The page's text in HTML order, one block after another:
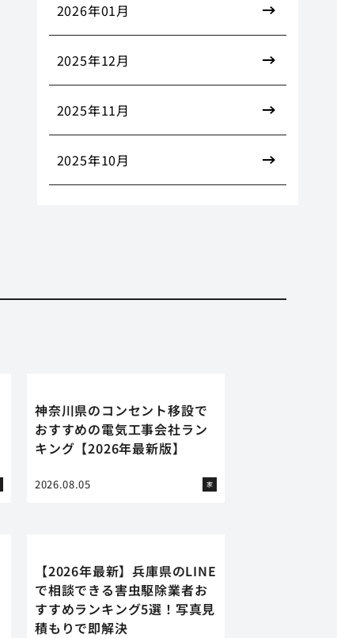
神奈川県のコンセント移設で
おすすめの電気工事会社ラン
キング【2026年最新版】
2026.08.05 家
【2026年最新】兵庫県のLINE
で相談できる害虫駆除業者お
すすめランキング5選！写真見
積もりで即解決
2026年01月
2025年12月
2025年11月
2025年10月